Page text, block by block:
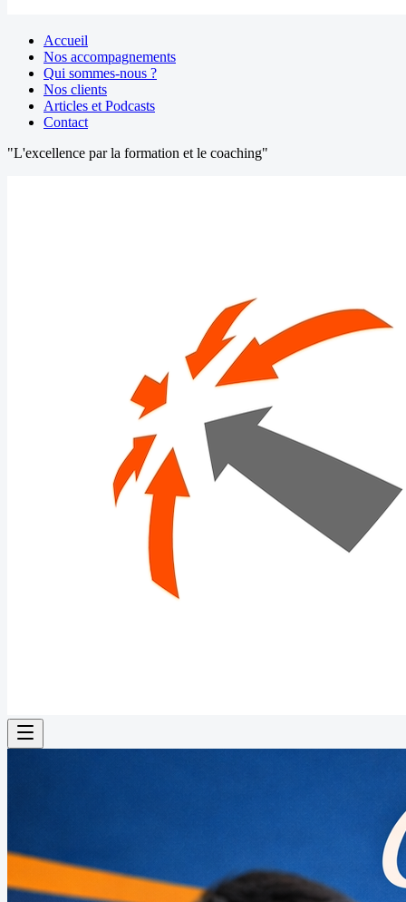
Accueil
Nos accompagnements
Qui sommes-nous ?
Nos clients
Articles et Podcasts
Contact
"L'excellence par la formation et le coaching"